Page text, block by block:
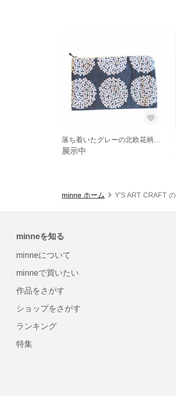
展示中
minne ホーム Y'S ART CRAFT
minneを知る
minneについて
minneで買いたい
作品をさがす
ショップをさがす
ランキング
特集